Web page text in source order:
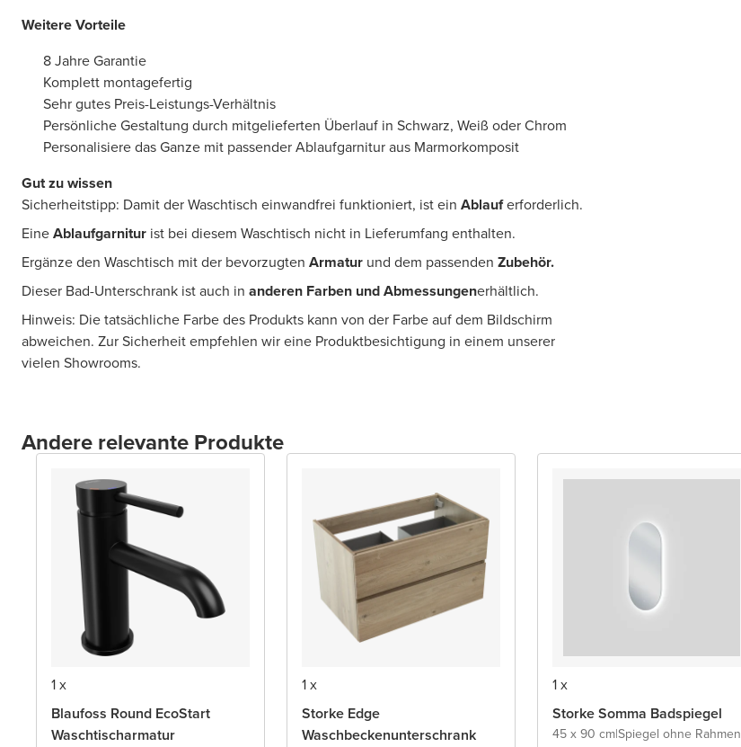
Weitere Vorteile
8 Jahre Garantie
Komplett montagefertig
Sehr gutes Preis-Leistungs-Verhältnis
Persönliche Gestaltung durch mitgelieferten Überlauf in Schwarz, Weiß oder Chrom
Personalisiere das Ganze mit passender Ablaufgarnitur aus Marmorkomposit
Gut zu wissen
Sicherheitstipp: Damit der Waschtisch einwandfrei funktioniert, ist ein Ablauferforderlich.
EineAblaufgarnitur ist bei diesem Waschtisch nicht in Lieferumfang enthalten.
Ergänze den Waschtisch mit der bevorzugten Armatur und dem passenden Zubehör.
Dieser Bad-Unterschrank ist auch in anderen Farben und Abmessungenerhältlich.
Hinweis: Die tatsächliche Farbe des Produkts kann von der Farbe auf dem Bildschirm
abweichen. Zur Sicherheit empfehlen wir eine Produktbesichtigung in einem unserer
vielen Showrooms.
Andere relevante Produkte
1 x
Blaufoss Round EcoStart
Waschtischarmatur
1 x
Storke Edge
Waschbeckenunterschrank
1 x
Storke Somma Badspiegel
45 x 90 cm|Spiegel ohne Rahmen